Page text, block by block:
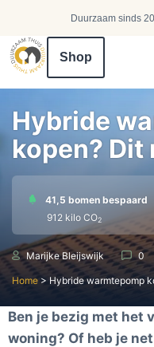
Duurzaam sinds
Shop
Hybride
kopen? Dit
41,5 bomen bespaard
912 kilo СО2
Marijke Bleijswijk 0
Home > Hybride warmtepomp
Ben je bezig met het
woning? Of heb je